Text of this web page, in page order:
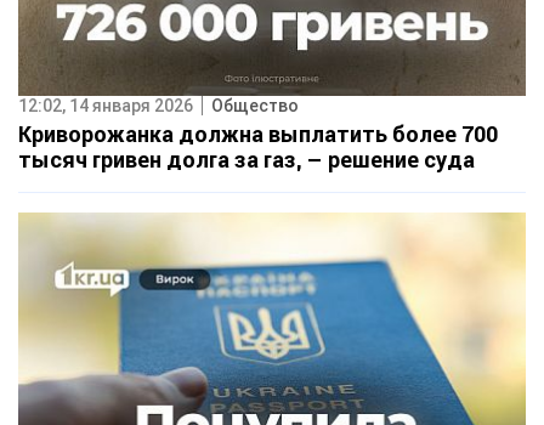
12:02, 14 января 2026 Общество
Криворожанка должна выплатить более 700
тысяч гривен долга за газ, – решение суда